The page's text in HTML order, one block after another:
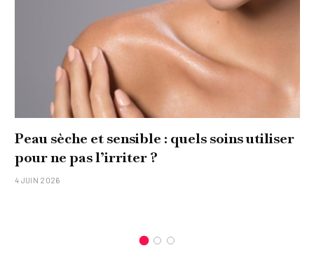
Peau sèche et sensible : quels soins utiliser
pour ne pas l’irriter ?
4 JUIN 2026